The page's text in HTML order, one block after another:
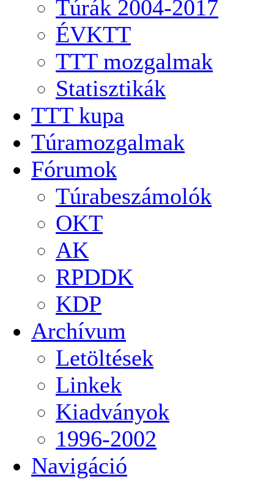
Túrák 2004-2017
ÉVKTT
TTT mozgalmak
Statisztikák
TTT kupa
Túramozgalmak
Fórumok
Túrabeszámolók
OKT
AK
RPDDK
KDP
Archívum
Letöltések
Linkek
Kiadványok
1996-2002
Navigáció